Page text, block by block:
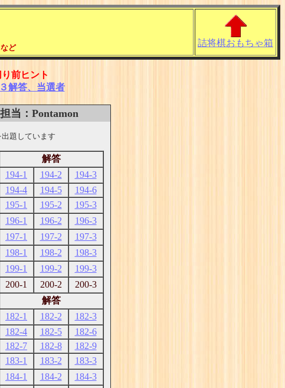
ど 詰将棋おもちゃ箱
前ヒント
解答、当選者
当：Pontamon
題しています
解答
194-1 194-2
194-3
194-4
194-5
194-6
195-1 195-2
195-3
196-1 196-2
196-3
197-1 197-2
197-3
198-1 198-2
198-3
199-1 199-2
199-3
200-1 200-2
200-3
解答
182-1 182-2
182-3
182-4
182-5
182-6
182-7
182-8
182-9
183-1 183-2
183-3
184-1 184-2
184-3